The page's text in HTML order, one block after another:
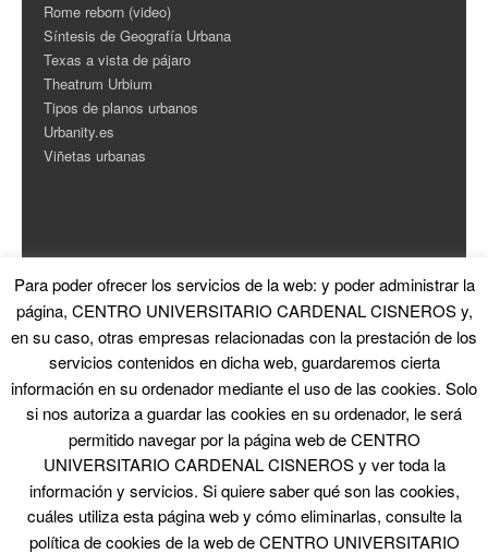
Rome reborn (video)
Síntesis de Geografía Urbana
Texas a vista de pájaro
Theatrum Urbium
Tipos de planos urbanos
Urbanity.es
Viñetas urbanas
ESTADÍSTICAS
Contador de Visitas
© 2026 La Ciudad en el Arte|Proudly powered by WordPress |Theme: Skirmish
Blank Themes
Para poder ofrecer los servicios de la web: y poder administrar la
página, CENTRO UNIVERSITARIO CARDENAL CISNEROS y,
en su caso, otras empresas relacionadas con la prestación de los
servicios contenidos en dicha web, guardaremos cierta
información en su ordenador mediante el uso de las cookies. Solo
si nos autoriza a guardar las cookies en su ordenador, le será
permitido navegar por la página web de CENTRO
UNIVERSITARIO CARDENAL CISNEROS y ver toda la
información y servicios. Si quiere saber qué son las cookies,
cuáles utiliza esta página web y cómo eliminarlas, consulte la
política de cookies de la web de CENTRO UNIVERSITARIO